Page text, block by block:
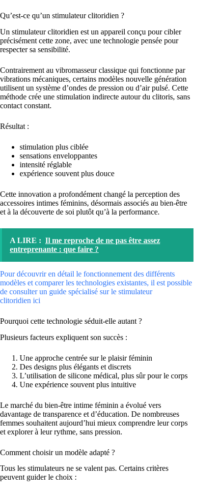
Qu’est-ce qu’un stimulateur clitoridien ?
Un stimulateur clitoridien est un appareil conçu pour cibler
précisément cette zone, avec une technologie pensée pour
respecter sa sensibilité.
Contrairement au vibromasseur classique qui fonctionne par
vibrations mécaniques, certains modèles nouvelle génération
utilisent un système d’ondes de pression ou d’air pulsé. Cette
méthode crée une stimulation indirecte autour du clitoris, sans
contact constant.
Résultat :
stimulation plus ciblée
sensations enveloppantes
intensité réglable
expérience souvent plus douce
Cette innovation a profondément changé la perception des
accessoires intimes féminins, désormais associés au bien-être
et à la découverte de soi plutôt qu’à la performance.
A LIRE : Il me reproche de ne pas être assez
entreprenante : que faire ?
Pour découvrir en détail le fonctionnement des différents
modèles et comparer les technologies existantes, il est possible
de consulter un guide spécialisé sur le stimulateur
clitoridien ici
Pourquoi cette technologie séduit-elle autant ?
Plusieurs facteurs expliquent son succès :
Une approche centrée sur le plaisir féminin
Des designs plus élégants et discrets
L’utilisation de silicone médical, plus sûr pour le corps
Une expérience souvent plus intuitive
Le marché du bien-être intime féminin a évolué vers
davantage de transparence et d’éducation. De nombreuses
femmes souhaitent aujourd’hui mieux comprendre leur corps
et explorer à leur rythme, sans pression.
Comment choisir un modèle adapté ?
Tous les stimulateurs ne se valent pas. Certains critères
peuvent guider le choix :